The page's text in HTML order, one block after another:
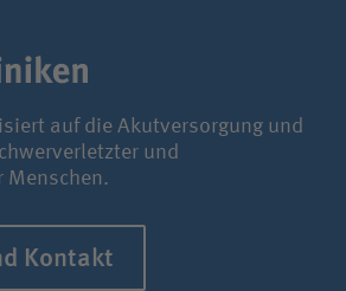
auf die Akutversorgung und
und
Menschen.
Kontakt